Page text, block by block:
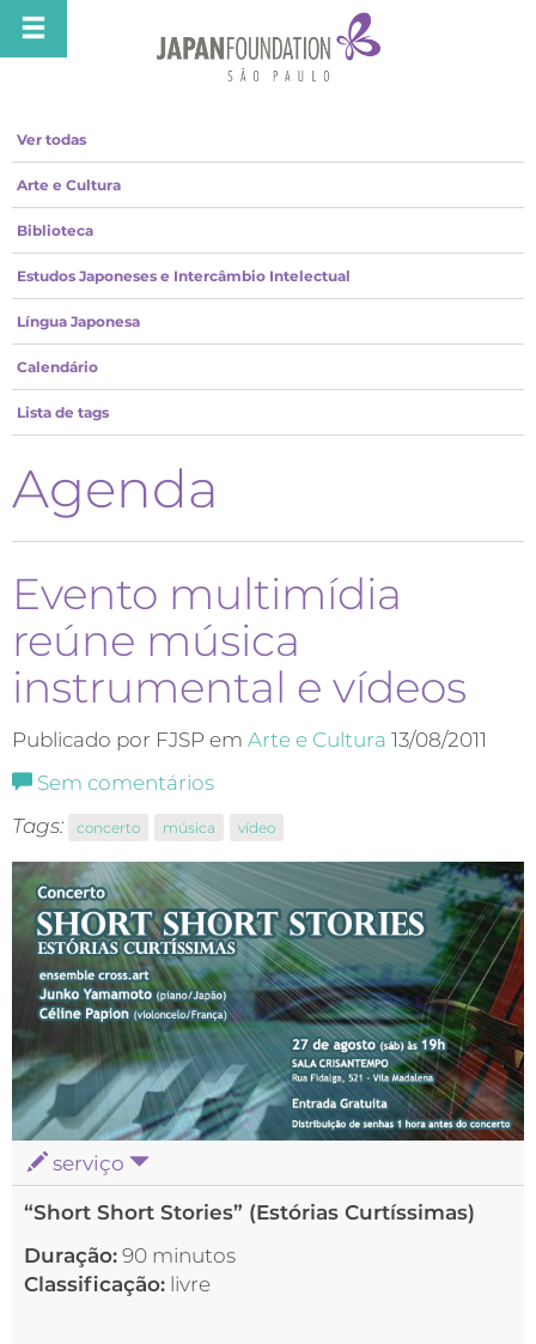
Ver todas
Arte e Cultura
Biblioteca
Estudos Japoneses e Intercâmbio Intelectual
Língua Japonesa
Calendário
Lista de tags
Agenda
Evento multimídia
reúne música
instrumental e vídeos
Publicado por FJSP em Arte e Cultura 13/08/2011
Sem comentários
Tags:
concerto música vídeo
serviço
“Short Short Stories” (Estórias Curtíssimas)
Duração: 90 minutos
Classificação: livre